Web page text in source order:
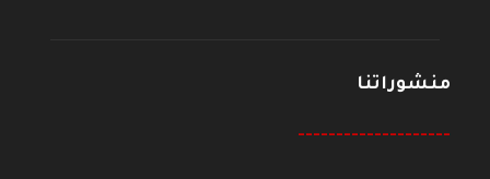
منشوراتنا
--------------------